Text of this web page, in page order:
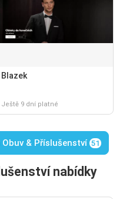
Blazek
Ještě 9 dní platné
& Příslušenství 51
nabídky